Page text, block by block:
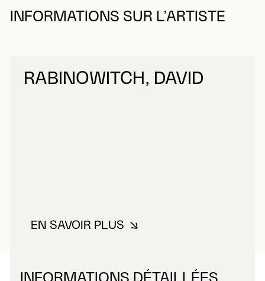
INFORMATIONS SUR L’ARTISTE
RABINOWITCH, DAVID
EN SAVOIR PLUSÀ PROPOS DE RABINOWITCH,